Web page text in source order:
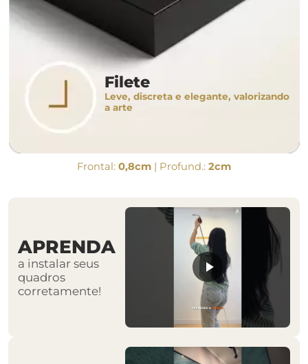
Filete
Leve, discreta e elegante, valorizando
a arte
Frontal: 0,8cm | Profund.: 2cm
APRENDA
a instalar seus
quadros
corretamente!